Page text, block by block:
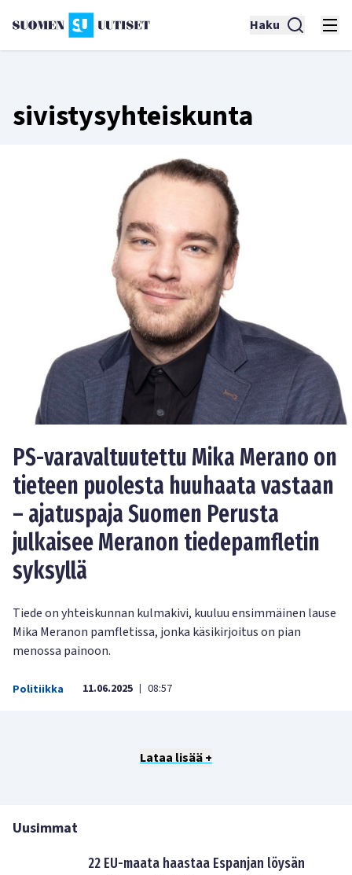
Haku
sivistysyhteiskunta
PS-varavaltuutettu Mika Merano on
tieteen puolesta huuhaata vastaan
– ajatuspaja Suomen Perusta
julkaisee Meranon tiedepamfletin
syksyllä
Tiede on yhteiskunnan kulmakivi, kuuluu ensimmäinen lause
Mika Meranon pamfletissa, jonka käsikirjoitus on pian
menossa painoon.
Politiikka 11.06.2025 | 08:57
Lataa lisää +
Uusimmat
22 EU-maata haastaa Espanjan löysän